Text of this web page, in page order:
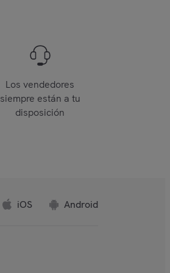
Los vendedores
siempre están a tu
disposición
iOS Android